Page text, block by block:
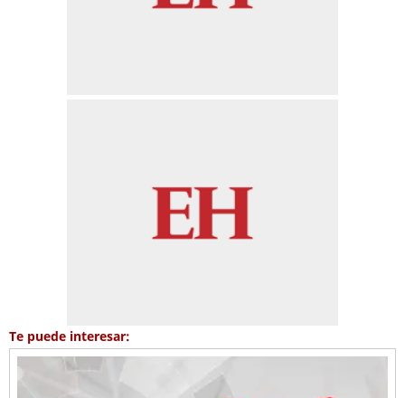
Te puede interesar: